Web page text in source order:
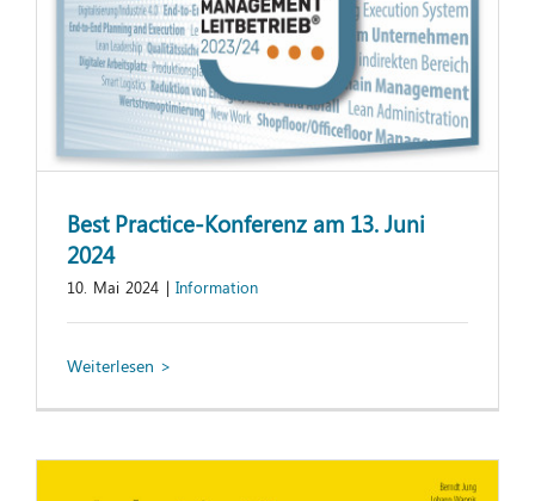
Best Practice-Konferenz am 13. Juni
2024
10. Mai 2024 | Information
konkrete Lösungen aus der industriellen
Praxis (6. Auflage)